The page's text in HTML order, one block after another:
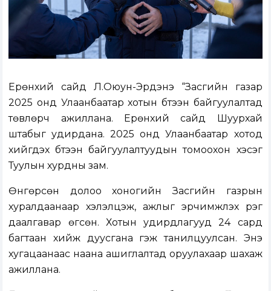
Ерөнхий сайд Л.Оюун-Эрдэнэ “Засгийн газар
2025 онд Улаанбаатар хотын бүтээн байгуулалтад
төвлөрч ажиллана. Ерөнхий сайд Шуурхай
штабыг удирдана. 2025 онд Улаанбаатар хотод
хийгдэх бүтээн байгуулалтуудын томоохон хэсэг
Туулын хурдны зам.
Өнгөрсөн долоо хоногийн Засгийн газрын
хуралдаанаар хэлэлцэж, ажлыг эрчимжүүлэх үүрэг
даалгавар өгсөн. Хотын удирдлагууд 24 сард
багтаан хийж дуусгана гэж танилцуулсан. Энэ
хугацаанаас наана ашиглалтад оруулахаар шахаж
ажиллана.